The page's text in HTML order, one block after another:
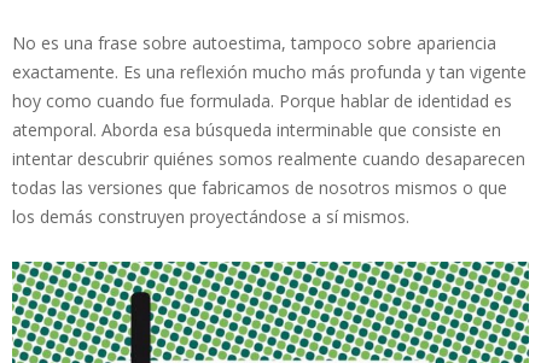
No es una frase sobre autoestima, tampoco sobre apariencia
exactamente. Es una reflexión mucho más profunda y tan vigente
hoy como cuando fue formulada. Porque hablar de identidad es
atemporal. Aborda esa búsqueda interminable que consiste en
intentar descubrir quiénes somos realmente cuando desaparecen
todas las versiones que fabricamos de nosotros mismos o que
los demás construyen proyectándose a sí mismos.